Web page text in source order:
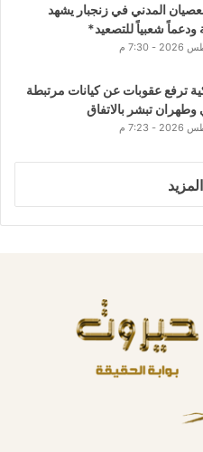
المدني في زنجبار يشهد
شعبياً للتصعيد*
ترفع عقوبات عن كيانات مرتبطة
تبشر بالاتفاق